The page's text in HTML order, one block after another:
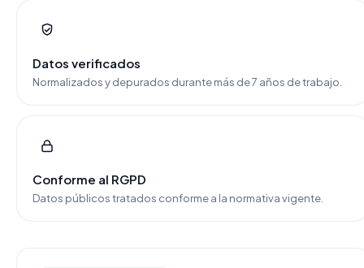
Datos verificados
Normalizados y depurados durante más de 7 años de trabajo.
Conforme al RGPD
Datos públicos tratados conforme a la normativa vigente.